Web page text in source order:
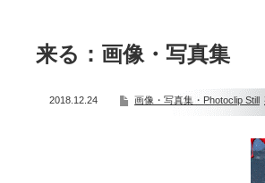
来る：画像・写真集
2018.12.24 画像・写真集・Photoclip Still